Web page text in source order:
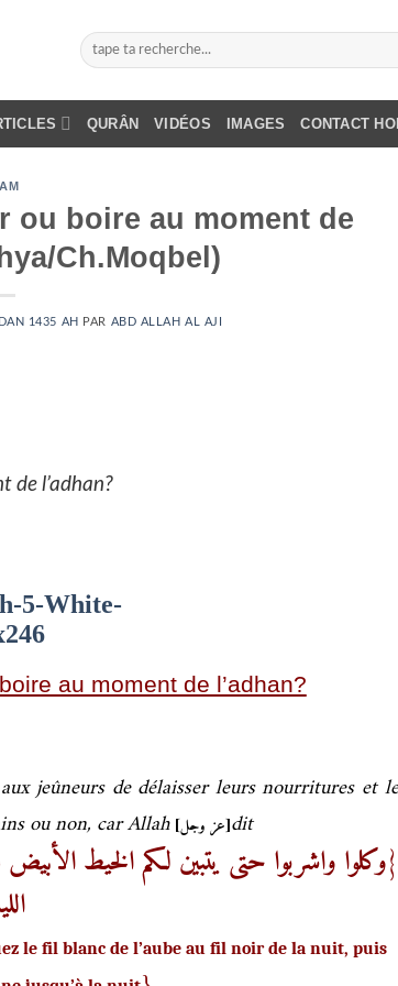
QURÂN VIDÉOS IMAGES CONTACT
ou boire au moment de
Ch.Moqbel)
1435 AH PAR ABD ALLAH AL AJI
de l’adhan?
au moment de l’adhan?
jeûneurs de délaisser leurs nourritures et
ou non, car Allah [عز وجل]dit
{وكلوا واشربوا حتى يتبين لكم الخيط
le fil blanc de l’aube au fil noir de la nuit, puis